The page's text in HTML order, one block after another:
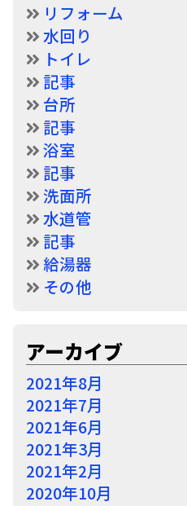
リフォーム
水回り
トイレ
記事
台所
記事
浴室
記事
洗面所
水道管
記事
給湯器
その他
アーカイブ
2021年8月
2021年7月
2021年6月
2021年3月
2021年2月
2020年10月